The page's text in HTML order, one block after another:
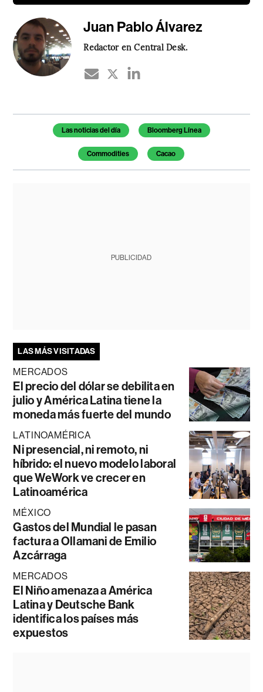
Juan Pablo Álvarez
Redactor en Central Desk.
Temas de este artículo
Las noticias del día Bloomberg Línea
Commodities Cacao
PUBLICIDAD
LAS MÁS VISITADAS
MERCADOS
El precio del dólar se debilita en
julio y América Latina tiene la
moneda más fuerte del mundo
LATINOAMÉRICA
Ni presencial, ni remoto, ni
híbrido: el nuevo modelo laboral
que WeWork ve crecer en
Latinoamérica
MÉXICO
Gastos del Mundial le pasan
factura a Ollamani de Emilio
Azcárraga
MERCADOS
El Niño amenaza a América
Latina y Deutsche Bank
identifica los países más
expuestos